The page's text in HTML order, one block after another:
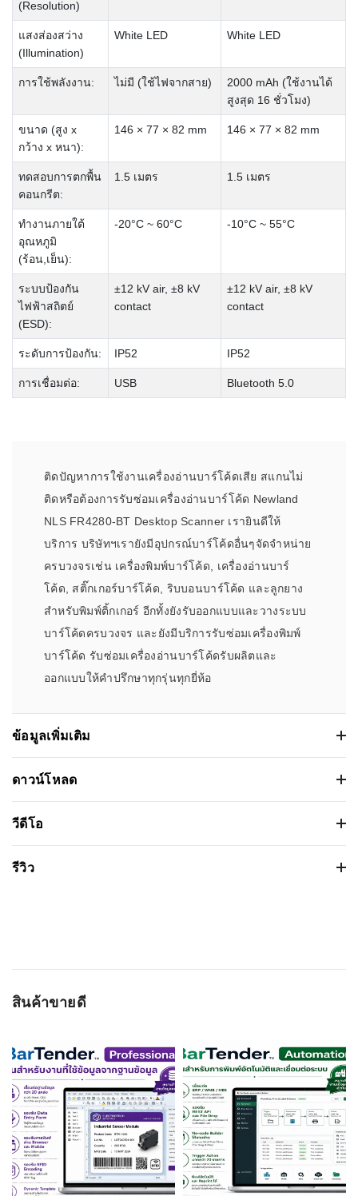
(Resolution)
แสงส่องสว่าง
(Illumination)
White LED White LED
การใช้พลังงาน: ไม่มี (ใช้ไฟจากสาย)
2000 mAh (ใช้งานได้
สูงสุด 16 ชั่วโมง)
ขนาด (สูง x
กว้าง x หนา):
146 × 77 × 82 mm 146 × 77 × 82 mm
ทดสอบการตกพื้น
คอนกรีต:
1.5 เมตร 1.5 เมตร
ทำงานภายใต้
อุณหภูมิ
(ร้อน,เย็น):
-20°C ~ 60°C -10°C ~ 55°C
ระบบป้องกัน
ไฟฟ้าสถิตย์
(ESD):
±12 kV air, ±8 kV
contact
±12 kV air, ±8 kV
contact
ระดับการป้องกัน: IP52 IP52
การเชื่อมต่อ: USB Bluetooth 5.0
ติดปัญหาการใช้งานเครื่องอ่านบาร์โค้ดเสีย สแกนไม่
ติดหรือต้องการรับซ่อมเครื่องอ่านบาร์โค้ด Newland
NLS FR4280-BT Desktop Scanner เรายินดีให้
บริการ บริษัทฯเรายังมีอุปกรณ์บาร์โค้ดอื่นๆจัดจำหน่าย
ครบวงจรเช่น เครื่องพิมพ์บาร์โค้ด, เครื่องอ่านบาร์
โค้ด, สติ๊กเกอร์บาร์โค้ด, ริบบอนบาร์โค้ด และลูกยาง
สำหรับพิมพ์ติ้กเกอร์ อีกทั้งยังรับออกแบบและวางระบบ
บาร์โค้ดครบวงจร และยังมีบริการรับซ่อมเครื่องพิมพ์
บาร์โค้ด รับซ่อมเครื่องอ่านบาร์โค้ดรับผลิตและ
ออกแบบให้คำปรึกษาทุกรุ่นทุกยี่ห้อ
ข้อมูลเพิ่มเติม
เครื่องอ่านบาร์โค้ดไร้สาย Newland NLS-
FR4280-BT Desktop Scanner
คุณสมบัติ รายละเอียด
ชนิดหัวอ่าน:
การอ่าน:
หน้ากว้างใน
ความสามารถ
ในการอ่านบาร์
โค้ด:
1D และ 2D
ทดสอบการตก
พื้นคอนกรีต:
1.5 เมตร (4.9ฟุต)
ระบบป้องกัน
ไฟฟ้าสถิตย์
±12 KV (air discharge); ±8 KV (contact
discharge
ดาวน์โหลด
วีดีโอ
รีวิว
WRITE A REVIEW
อีเมลล์
เรทติ่ง
สินค้าขายดี